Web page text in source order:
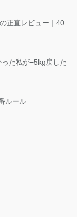
正直レビュー｜40
た私が−5kg戻した
ルール